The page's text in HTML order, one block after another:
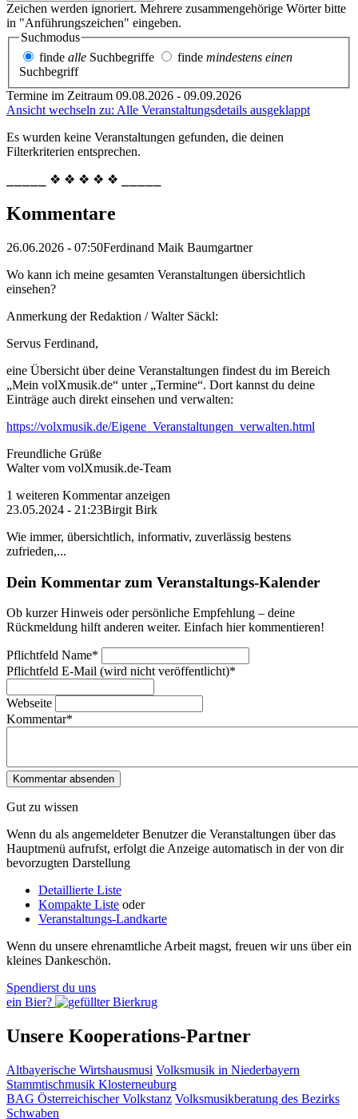
Zeichen werden ignoriert. Mehrere zusammengehörige Wörter bitte
in "Anführungszeichen" eingeben.
Suchmodus
finde alle Suchbegriffe finde mindestens einen
Suchbegriff
Termine im Zeitraum 09.08.2026 - 09.09.2026
Ansicht wechseln zu: Alle Veranstaltungsdetails ausgeklappt
Es wurden keine Veranstaltungen gefunden, die deinen
Filterkriterien entsprechen.
⎯⎯⎯⎯⎯ ❖ ❖ ❖ ❖ ❖ ⎯⎯⎯⎯⎯
Kommentare
26.06.2026 - 07:50Ferdinand Maik Baumgartner
Wo kann ich meine gesamten Veranstaltungen übersichtlich
einsehen?
Anmerkung der Redaktion /Walter Säckl:
Servus Ferdinand,
eine Übersicht über deine Veranstaltungen findest du im Bereich
„Mein volXmusik.de“ unter „Termine“. Dort kannst du deine
Einträge auch direkt einsehen und verwalten:
https://volxmusik.de/Eigene_Veranstaltungen_verwalten.html
Freundliche Grüße
Walter vom volXmusik.de-Team
1 weiteren Kommentar anzeigen
23.05.2024 - 21:23Birgit Birk
Wie immer, übersichtlich, informativ, zuverlässig bestens
zufrieden,...
Dein Kommentar zum Veranstaltungs-Kalender
Ob kurzer Hinweis oder persönliche Empfehlung – deine
Rückmeldung hilft anderen weiter. Einfach hier kommentieren!
Pflichtfeld Name*
Pflichtfeld E-Mail (wird nicht veröffentlicht)*
Webseite
Kommentar*
Gut zu wissen
Wenn du als angemeldeter Benutzer die Veranstaltungen über das
Hauptmenü aufrufst, erfolgt die Anzeige automatisch in der von dir
bevorzugten Darstellung
Detaillierte Liste
Kompakte Liste oder
Veranstaltungs-Landkarte
Wenn du unsere ehrenamtliche Arbeit magst, freuen wir uns über ein
kleines Dankeschön.
Spendierst du uns
ein Bier?
Unsere Kooperations-Partner
Altbayerische Wirtshausmusi Volksmusik in Niederbayern
Stammtischmusik Klosterneuburg
BAG Österreichischer Volkstanz Volksmusikberatung des Bezirks
Schwaben